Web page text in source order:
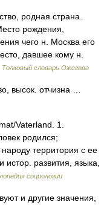
родная страна.
рождения,
чего н. Москва его
давшее кому н.
Толковый словарь Ожегова
высок. отчизна …
Vaterland. 1.
родился;
территория с ее
развития, языка,
социологии
и другие значения,